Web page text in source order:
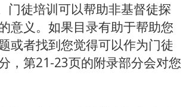
门徒培训可以帮助非基督徒探
意义。如果目录有助于帮助您
或者找到您觉得可以作为门徒
，第21-23页的附录部分会对您